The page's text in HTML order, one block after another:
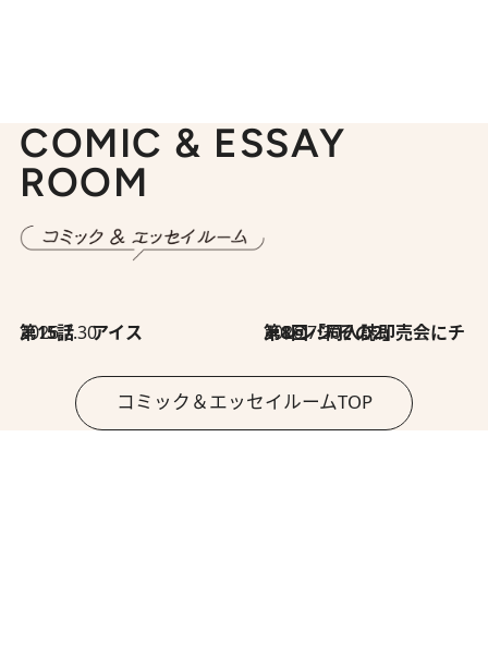
COMIC & ESSAY
ROOM
2026.7.30
第15話 アイス 2026.7.30
第8回「同人誌即売会にチャレンジ その2」
コミック＆エッセイルームTOP